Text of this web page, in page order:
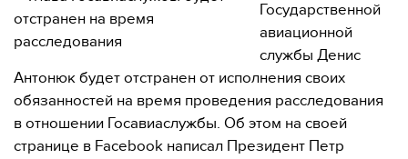
Государственной
авиационной
службы Денис
Антонюк будет отстранен от исполнения своих
обязанностей на время проведения расследования
в отношении Госавиаслужбы. Об этом на своей
странице в Facebook написал Президент Петр